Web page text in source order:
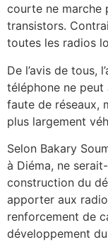
courte ne marche
transistors.
toutes les radios
De l’avis de tous,
téléphone ne
faute de réseaux,
plus largement
Selon Bakary
à Diéma, ne
construction du
apporter aux
renforcement de
développement